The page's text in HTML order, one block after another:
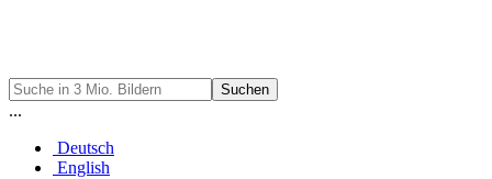
Suchen
...
Deutsch
English